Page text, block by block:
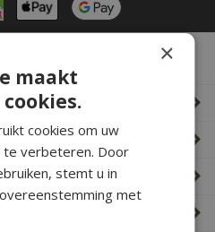
×
maakt
cookies om uw
te verbeteren. Door
stemt u in
met